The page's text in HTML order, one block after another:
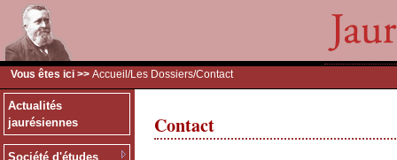
Vous êtes ici >> Accueil /Les Dossiers/Contact
Actualités
jaurésiennes
Société d'études
Contact